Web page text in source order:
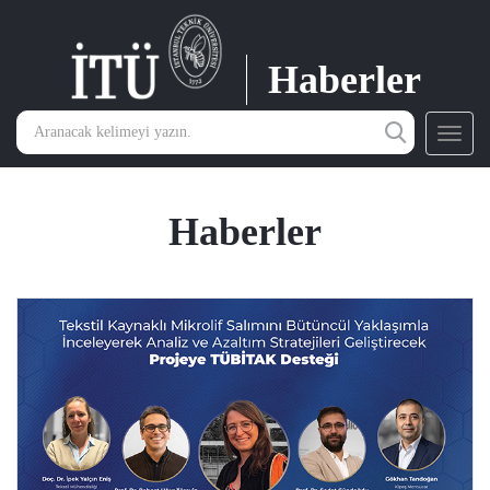
Haberler
Haberler